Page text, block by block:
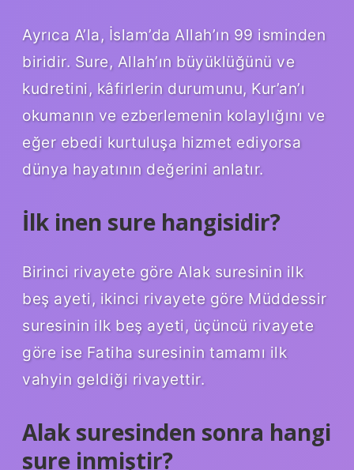
Ayrıca A’la, İslam’da Allah’ın 99 isminden
biridir. Sure, Allah’ın büyüklüğünü ve
kudretini, kâfirlerin durumunu, Kur’an’ı
okumanın ve ezberlemenin kolaylığını ve
eğer ebedi kurtuluşa hizmet ediyorsa
dünya hayatının değerini anlatır.
İlk inen sure hangisidir?
Birinci rivayete göre Alak suresinin ilk
beş ayeti, ikinci rivayete göre Müddessir
suresinin ilk beş ayeti, üçüncü rivayete
göre ise Fatiha suresinin tamamı ilk
vahyin geldiği rivayettir.
Alak suresinden sonra hangi
sure inmiştir?